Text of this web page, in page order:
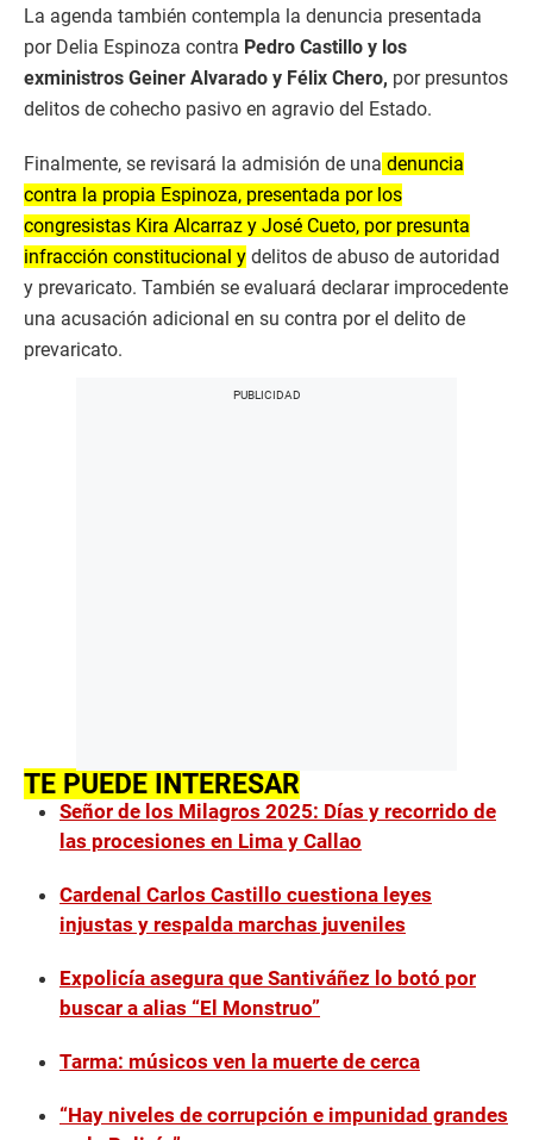
La agenda también contempla la denuncia presentada
por Delia Espinoza contra Pedro Castillo y los
exministros Geiner Alvarado y Félix Chero, por presuntos
delitos de cohecho pasivo en agravio del Estado.
Finalmente, se revisará la admisión de una denuncia
contra la propia Espinoza, presentada por los
congresistas Kira Alcarraz y José Cueto, por presunta
infracción constitucional y delitos de abuso de autoridad
y prevaricato. También se evaluará declarar improcedente
una acusación adicional en su contra por el delito de
prevaricato.
TE PUEDE INTERESAR
Señor de los Milagros 2025: Días y recorrido de
las procesiones en Lima y Callao
Cardenal Carlos Castillo cuestiona leyes
injustas y respalda marchas juveniles
Expolicía asegura que Santiváñez lo botó por
buscar a alias “El Monstruo”
Tarma: músicos ven la muerte de cerca
“Hay niveles de corrupción e impunidad grandes